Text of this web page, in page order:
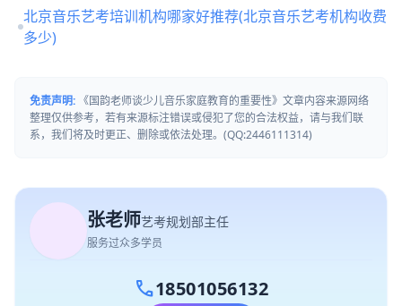
北京音乐艺考培训机构哪家好推荐(北京音乐艺考机构收费
多少)
免责声明: 《国韵老师谈少儿音乐家庭教育的重要性》文章内容来源网络
整理仅供参考，若有来源标注错误或侵犯了您的合法权益，请与我们联
系，我们将及时更正、删除或依法处理。(QQ:2446111314)
张老师艺考规划部主任
服务过众多学员
call18501056132